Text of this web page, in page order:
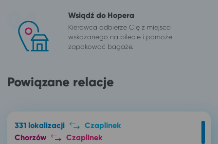
Wsiądź do Hopera
Kierowca odbierze Cię z miejsca
wskazanego na bilecie i pomoże
zapakować bagaże.
Powiązane relacje
331 lokalizacji
Czaplinek
Chorzów
Czaplinek